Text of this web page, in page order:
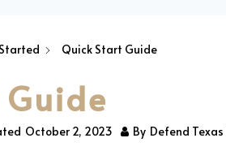
Quick Start Guide
October 2, 2023 By Defend